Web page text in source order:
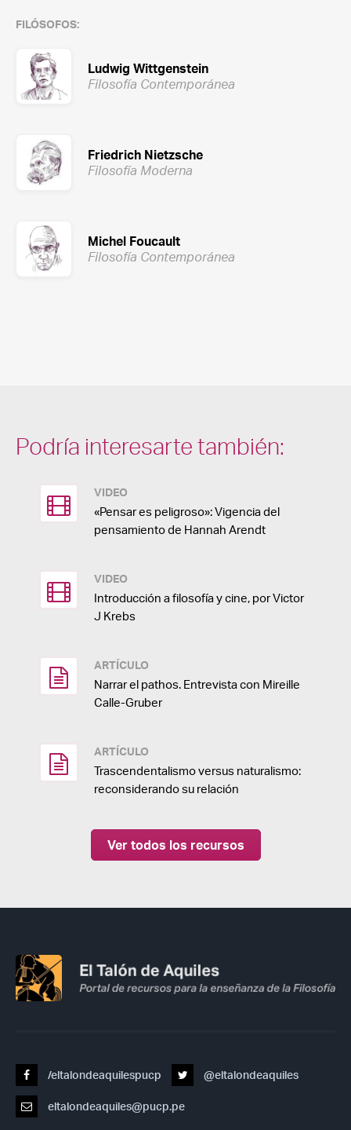
FILÓSOFOS:
Ludwig Wittgenstein
Filosofía Contemporánea
Friedrich Nietzsche
Filosofía Moderna
Michel Foucault
Filosofía Contemporánea
Podría interesarte también:
VIDEO
«Pensar es peligroso»: Vigencia del
pensamiento de Hannah Arendt
VIDEO
Introducción a filosofía y cine, por Victor
J Krebs
ARTÍCULO
Narrar el pathos. Entrevista con Mireille
Calle-Gruber
ARTÍCULO
Trascendentalismo versus naturalismo:
reconsiderando su relación
Ver todos los recursos
/eltalondeaquilespucp @eltalondeaquiles
eltalondeaquiles@pucp.pe